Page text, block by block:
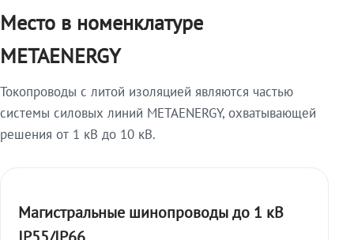
Место в номенклатуре
METAENERGY
Токопроводы с литой изоляцией являются частью
системы силовых линий METAENERGY, охватывающей
решения от 1 кВ до 10 кВ.
Магистральные шинопроводы до 1 кВ